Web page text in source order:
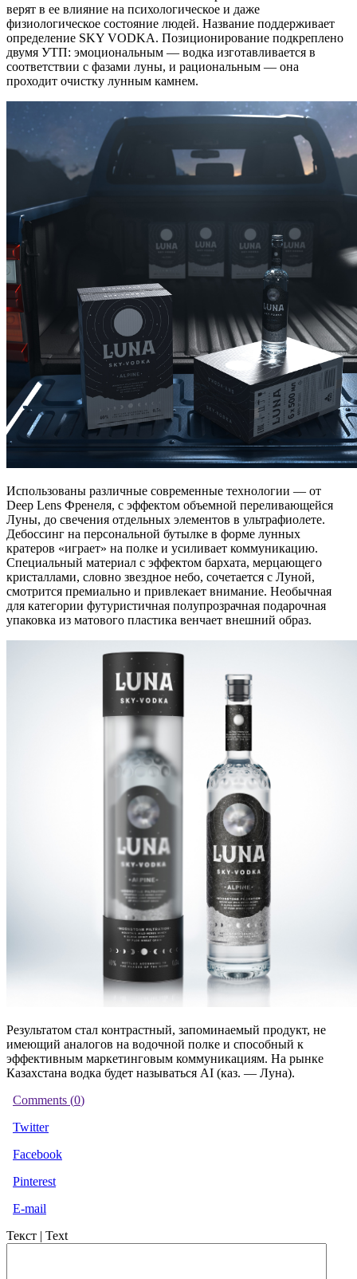
верят в ее влияние на психологическое и даже
физиологическое состояние людей. Название поддерживает
определение SKY VODKA. Позиционирование подкреплено
двумя УТП: эмоциональным — водка изготавливается в
соответствии с фазами луны, и рациональным — она
проходит очистку лунным камнем.
Использованы различные современные технологии — от
Deep Lens Френеля, с эффектом объемной переливающейся
Луны, до свечения отдельных элементов в ультрафиолете.
Дебоссинг на персональной бутылке в форме лунных
кратеров «играет» на полке и усиливает коммуникацию.
Специальный материал с эффектом бархата, мерцающего
кристаллами, словно звездное небо, сочетается с Луной,
смотрится премиально и привлекает внимание. Необычная
для категории футуристичная полупрозрачная подарочная
упаковка из матового пластика венчает внешний образ.
Результатом стал контрастный, запоминаемый продукт, не
имеющий аналогов на водочной полке и способный к
эффективным маркетинговым коммуникациям. На рынке
Казахстана водка будет называться AI (каз. — Луна).
Comments (0)
Twitter
Facebook
Pinterest
E-mail
Текст | Text